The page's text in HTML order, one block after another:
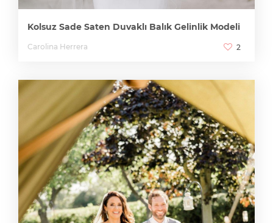
Kolsuz Sade Saten Duvaklı Balık Gelinlik Modeli
Carolina Herrera 2